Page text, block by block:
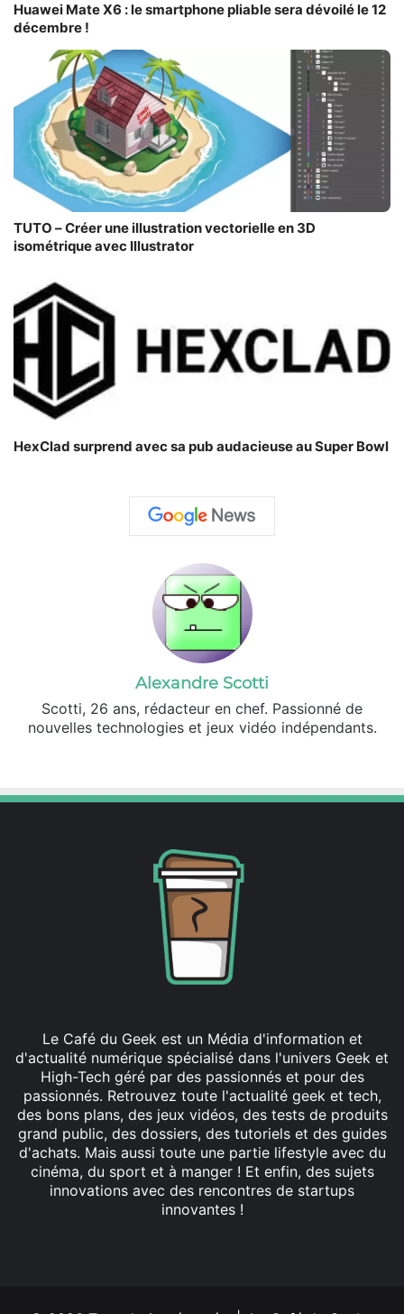
Huawei Mate X6 : le smartphone pliable sera dévoilé le 12
décembre !
TUTO – Créer une illustration vectorielle en 3D
isométrique avec Illustrator
HexClad surprend avec sa pub audacieuse au Super Bowl
Alexandre Scotti
Scotti, 26 ans, rédacteur en chef. Passionné de
nouvelles technologies et jeux vidéo indépendants.
Le Café du Geek est un Média d'information et
d'actualité numérique spécialisé dans l'univers Geek et
High-Tech géré par des passionnés et pour des
passionnés. Retrouvez toute l'actualité geek et tech,
des bons plans, des jeux vidéos, des tests de produits
grand public, des dossiers, des tutoriels et des guides
d'achats. Mais aussi toute une partie lifestyle avec du
cinéma, du sport et à manger ! Et enfin, des sujets
innovations avec des rencontres de startups
innovantes !